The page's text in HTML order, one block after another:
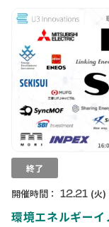
終了
開催時間： 12.21 (火)
環境エネルギー